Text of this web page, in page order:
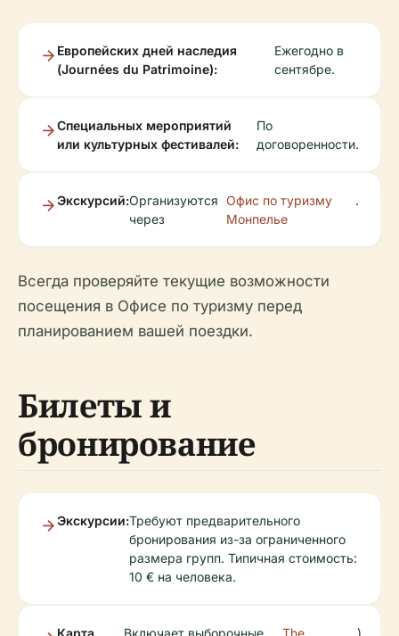
Европейских дней наследия
(Journées du Patrimoine):
Ежегодно в
сентябре.
Специальных мероприятий
или культурных фестивалей:
По
договоренности.
Экскурсий:Организуются
через
Офис по туризму
Монпелье
.
Всегда проверяйте текущие возможности
посещения в Офисе по туризму перед
планированием вашей поездки.
Билеты и
бронирование
Экскурсии:Требуют предварительного
бронирования из-за ограниченного
размера групп. Типичная стоимость:
10 € на человека.
Карта Включает выборочные The ).